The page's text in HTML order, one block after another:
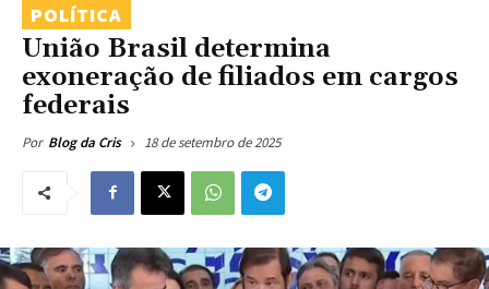
POLÍTICA
União Brasil determina
exoneração de filiados em cargos
federais
Por Blog da Cris 18 de setembro de 2025